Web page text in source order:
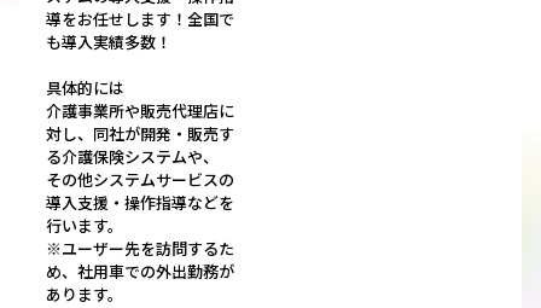
導をお任せします！全国で
も導入実績多数！
具体的には
介護事業所や販売代理店に
対し、同社が開発・販売す
る介護保険システムや、
その他システムサービスの
導入支援・操作指導などを
行います。
※ユーザー先を訪問するた
め、社用車での外出勤務が
あります。